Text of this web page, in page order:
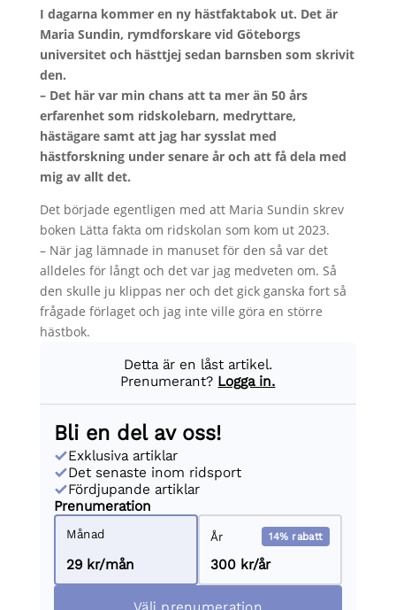
I dagarna kommer en ny hästfaktabok ut. Det är
Maria Sundin, rymdforskare vid Göteborgs
universitet och hästtjej sedan barnsben som skrivit
den.
– Det här var min chans att ta mer än 50 års
erfarenhet som ridskolebarn, medryttare,
hästägare samt att jag har sysslat med
hästforskning under senare år och att få dela med
mig av allt det.
Det började egentligen med att Maria Sundin skrev
boken Lätta fakta om ridskolan som kom ut 2023.
– När jag lämnade in manuset för den så var det
alldeles för långt och det var jag medveten om. Så
den skulle ju klippas ner och det gick ganska fort så
frågade förlaget och jag inte ville göra en större
hästbok.